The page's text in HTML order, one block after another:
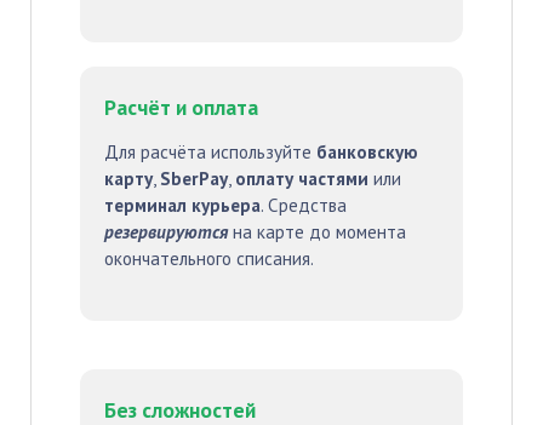
Расчёт и оплата
Для расчёта используйте банковскую
карту, SberPay, оплату частями или
терминал курьера. Средства
резервируютсяна карте до момента
окончательного списания.
Без сложностей